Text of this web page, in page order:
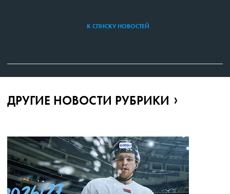
К СПИСКУ НОВОСТЕЙ
ДРУГИЕ НОВОСТИ РУБРИКИ